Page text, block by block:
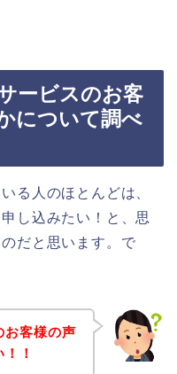
ービスのお客
について調べ
る人のほとんどは、
し込みたい！と、思
だと思います。で
お客様の声
！